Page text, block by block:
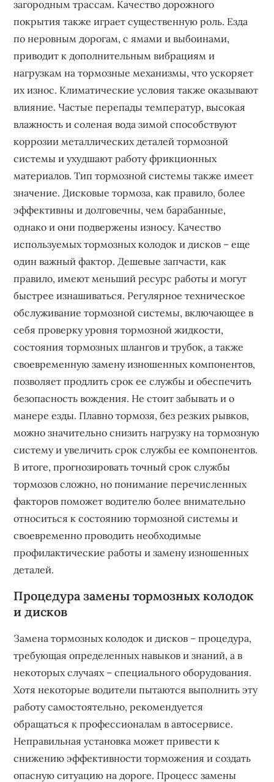
загородным трассам. Качество дорожного
покрытия также играет существенную роль. Езда
по неровным дорогам, с ямами и выбоинами,
приводит к дополнительным вибрациям и
нагрузкам на тормозные механизмы, что ускоряет
их износ. Климатические условия также оказывают
влияние. Частые перепады температур, высокая
влажность и соленая вода зимой способствуют
коррозии металлических деталей тормозной
системы и ухудшают работу фрикционных
материалов. Тип тормозной системы также имеет
значение. Дисковые тормоза, как правило, более
эффективны и долговечны, чем барабанные,
однако и они подвержены износу. Качество
используемых тормозных колодок и дисков – еще
один важный фактор. Дешевые запчасти, как
правило, имеют меньший ресурс работы и могут
быстрее изнашиваться. Регулярное техническое
обслуживание тормозной системы, включающее в
себя проверку уровня тормозной жидкости,
состояния тормозных шлангов и трубок, а также
своевременную замену изношенных компонентов,
позволяет продлить срок ее службы и обеспечить
безопасность вождения. Не стоит забывать и о
манере езды. Плавно тормозя, без резких рывков,
можно значительно снизить нагрузку на тормозную
систему и увеличить срок службы ее компонентов.
В итоге, прогнозировать точный срок службы
тормозов сложно, но понимание перечисленных
факторов поможет водителю более внимательно
относиться к состоянию тормозной системы и
своевременно проводить необходимые
профилактические работы и замену изношенных
деталей.
Процедура замены тормозных колодок
и дисков
Замена тормозных колодок и дисков – процедура,
требующая определенных навыков и знаний, а в
некоторых случаях – специального оборудования.
Хотя некоторые водители пытаются выполнить эту
работу самостоятельно, рекомендуется
обращаться к профессионалам в автосервисе.
Неправильная установка может привести к
снижению эффективности торможения и создать
опасную ситуацию на дороге. Процесс замены